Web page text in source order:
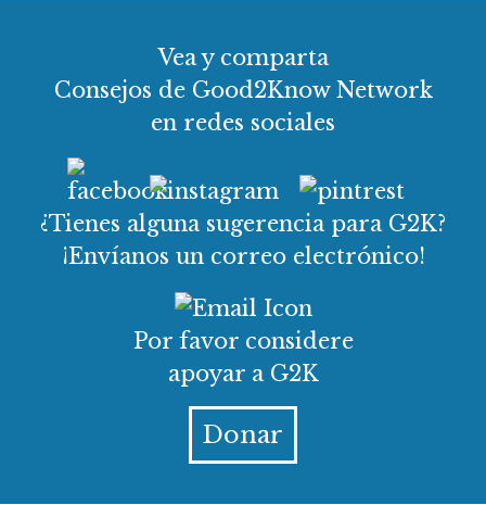
Vea y comparta
Consejos de Good2Know Network
en redes sociales
¿Tienes alguna sugerencia para G2K?
¡Envíanos un correo electrónico!
Por favor considere
apoyar a G2K
Donar